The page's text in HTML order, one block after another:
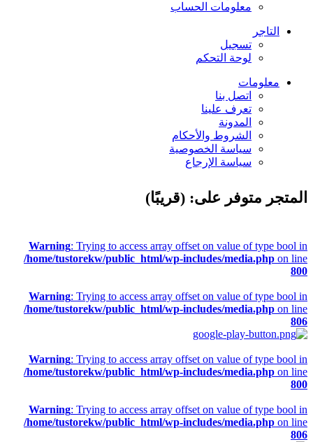
معلومات الحساب
التاجر
تسجيل
لوحة التحكم
معلومات
اتصل بنا
تعرف علينا
المدونة
الشروط والأحكام
سياسة الخصوصية
سياسة الإرجاع
المتجر متوفر على: (قريبًا)
Warning: Trying to access array offset on value of type bool in
/home/tustorekw/public_html/wp-includes/media.php on line
800
Warning: Trying to access array offset on value of type bool in
/home/tustorekw/public_html/wp-includes/media.php on line
806
Warning: Trying to access array offset on value of type bool in
/home/tustorekw/public_html/wp-includes/media.php on line
800
Warning: Trying to access array offset on value of type bool in
/home/tustorekw/public_html/wp-includes/media.php on line
806